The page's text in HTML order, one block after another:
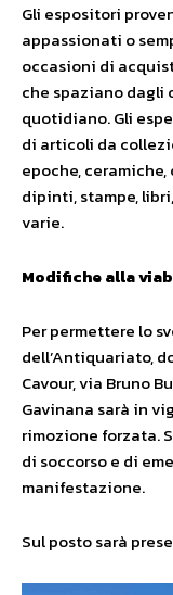
Gli espositori
appassionati o
occasioni di
che spaziano dagli
quotidiano. Gli
di articoli da
epoche,
dipinti, stampe,
varie.
Modifiche alla
Per permettere lo
dell’Antiquariato,
Cavour, via Bruno
Gavinana sarà in
rimozione forzata.
di soccorso e di
manifestazione.
Sul posto sarà